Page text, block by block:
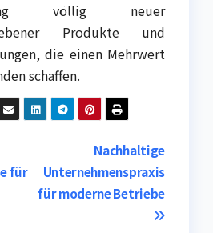
völlig neuer
Produkte und
die einen Mehrwert
schaffen.
Nachhaltige
Unternehmenspraxis
für moderne Betriebe
für